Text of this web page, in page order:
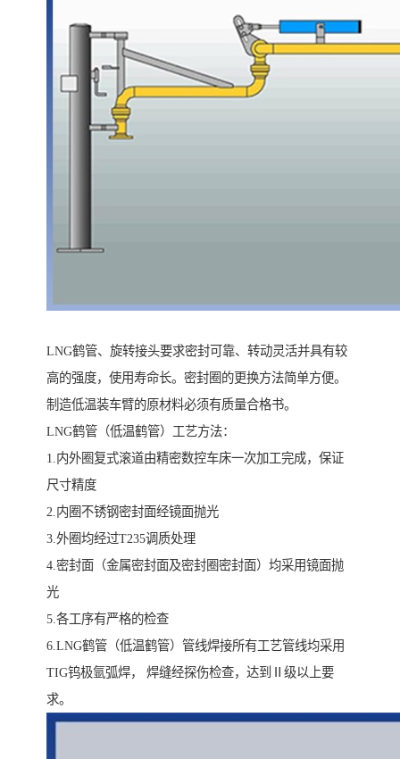
LNG鹤管、旋转接头要求密封可靠、转动灵活并具有较
高的强度，使用寿命长。密封圈的更换方法简单方便。
制造低温装车臂的原材料必须有质量合格书。
LNG鹤管（低温鹤管）工艺方法：
1.内外圈复式滚道由精密数控车床一次加工完成，保证
尺寸精度
2.内圈不锈钢密封面经镜面抛光
3.外圈均经过T235调质处理
4.密封面（金属密封面及密封圈密封面）均采用镜面抛
光
5.各工序有严格的检查
6.LNG鹤管（低温鹤管）管线焊接所有工艺管线均采用
TIG钨极氩弧焊， 焊缝经探伤检查，达到Ⅱ级以上要
求。